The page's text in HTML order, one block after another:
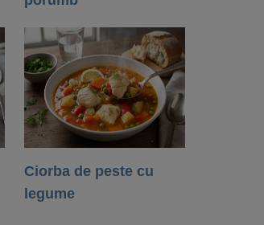
Ciorba de peste cu
legume